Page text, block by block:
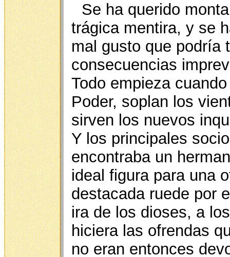
Se ha querido
trágica mentira, y se
mal gusto que podría
consecuencias
Todo empieza
Poder, soplan los
sirven los nuevos
Y los principales
encontraba un
ideal figura para una
destacada ruede por
ira de los dioses, a
hiciera las ofrendas
no eran entonces